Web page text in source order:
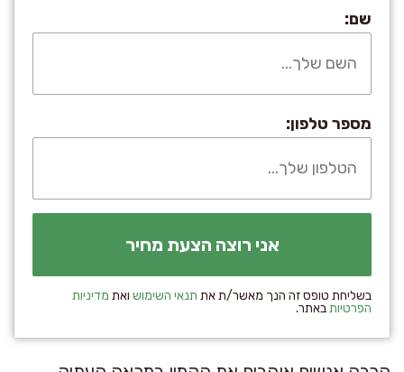
שם:
מספר טלפון:
בשליחת טופס זה הנך מאשר/ת את תנאי השימוש ואת מדיניות
הפרטיותבאתר.